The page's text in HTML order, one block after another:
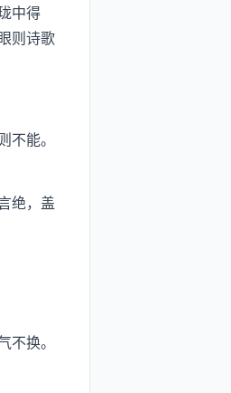
中得
则诗歌
能。
绝，盖
换。